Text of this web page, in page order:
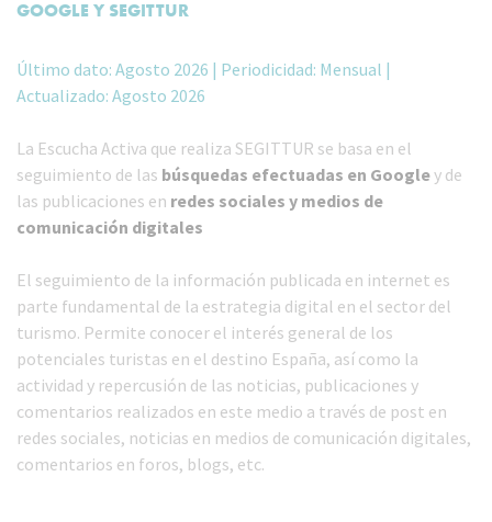
GOOGLE Y SEGITTUR
Último dato: Agosto 2026 | Periodicidad: Mensual |
Actualizado: Agosto 2026
La Escucha Activa que realiza SEGITTUR se basa en el
seguimiento de las búsquedas efectuadas en Googley de
las publicaciones en redes sociales y medios de
comunicación digitales
El seguimiento de la información publicada en internet es
parte fundamental de la estrategia digital en el sector del
turismo. Permite conocer el interés general de los
potenciales turistas en el destino España, así como la
actividad y repercusión de las noticias, publicaciones y
comentarios realizados en este medio a través de post en
redes sociales, noticias en medios de comunicación digitales,
comentarios en foros, blogs, etc.